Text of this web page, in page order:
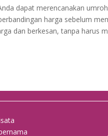
dapat merencanakan
harga sebelum
dan berkesan, tanpa harus